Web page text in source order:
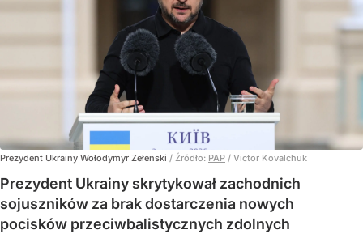
Prezydent Ukrainy Wołodymyr Zełenski / Źródło: PAP / Victor Kovalchuk
Prezydent Ukrainy skrytykował zachodnich
sojuszników za brak dostarczenia nowych
pocisków przeciwbalistycznych zdolnych